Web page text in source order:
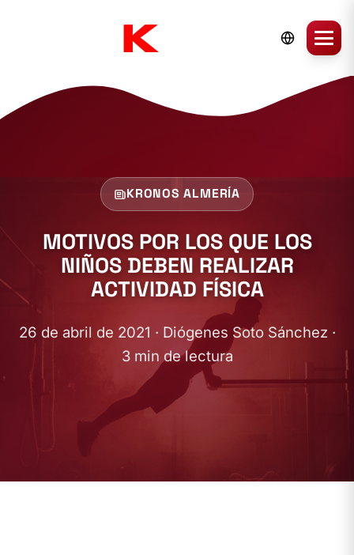
KRONOS ALMERÍA
MOTIVOS POR LOS QUE LOS
NIÑOS DEBEN REALIZAR
ACTIVIDAD FÍSICA
26 de abril de 2021 · Diógenes Soto Sánchez ·
3 min de lectura